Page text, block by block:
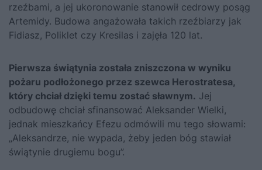
rzeźbami, a jej ukoronowanie stanowił cedrowy posąg
Artemidy. Budowa angażowała takich rzeźbiarzy jak
Fidiasz, Poliklet czy Kresilas i zajęła 120 lat.
Pierwsza świątynia została zniszczona w wyniku
pożaru podłożonego przez szewca Herostratesa,
który chciał dzięki temu zostać sławnym. Jej
odbudowę chciał sfinansować Aleksander Wielki,
jednak mieszkańcy Efezu odmówili mu tego słowami:
„Aleksandrze, nie wypada, żeby jeden bóg stawiał
świątynie drugiemu bogu”.